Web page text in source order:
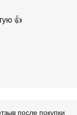
👍
после покупки